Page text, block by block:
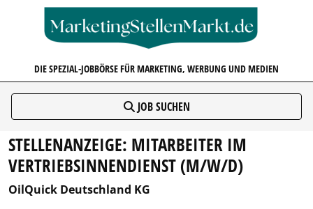
DIE SPEZIAL-JOBBÖRSE FÜR MARKETING, WERBUNG UND MEDIEN
JOB SUCHEN
STELLENANZEIGE: MITARBEITER IM
VERTRIEBSINNENDIENST (M/W/D)
OilQuick Deutschland KG